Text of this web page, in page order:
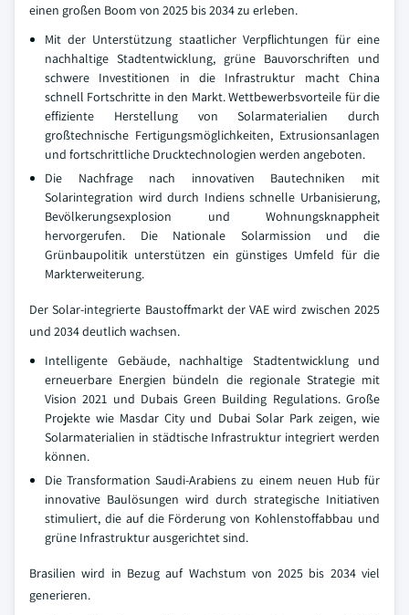
einen großen Boom von 2025 bis 2034 zu erleben.
Mit der Unterstützung staatlicher Verpflichtungen für eine
nachhaltige Stadtentwicklung, grüne Bauvorschriften und
schwere Investitionen in die Infrastruktur macht China
schnell Fortschritte in den Markt. Wettbewerbsvorteile für die
effiziente Herstellung von Solarmaterialien durch
großtechnische Fertigungsmöglichkeiten, Extrusionsanlagen
und fortschrittliche Drucktechnologien werden angeboten.
Die Nachfrage nach innovativen Bautechniken mit
Solarintegration wird durch Indiens schnelle Urbanisierung,
Bevölkerungsexplosion und Wohnungsknappheit
hervorgerufen. Die Nationale Solarmission und die
Grünbaupolitik unterstützen ein günstiges Umfeld für die
Markterweiterung.
Der Solar-integrierte Baustoffmarkt der VAE wird zwischen 2025
und 2034 deutlich wachsen.
Intelligente Gebäude, nachhaltige Stadtentwicklung und
erneuerbare Energien bündeln die regionale Strategie mit
Vision 2021 und Dubais Green Building Regulations. Große
Projekte wie Masdar City und Dubai Solar Park zeigen, wie
Solarmaterialien in städtische Infrastruktur integriert werden
können.
Die Transformation Saudi-Arabiens zu einem neuen Hub für
innovative Baulösungen wird durch strategische Initiativen
stimuliert, die auf die Förderung von Kohlenstoffabbau und
grüne Infrastruktur ausgerichtet sind.
Brasilien wird in Bezug auf Wachstum von 2025 bis 2034 viel
generieren.